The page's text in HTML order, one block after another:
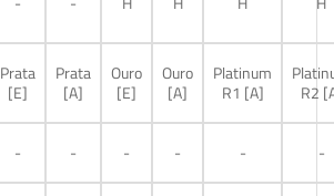
Prata
[E]
Prata
[A]
Ouro
[E]
Ouro
[A]
Platinum
R1 [A]
R2
- - - - - -